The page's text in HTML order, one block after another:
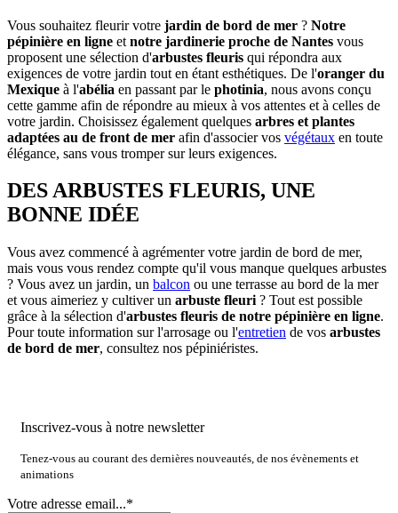
Vous souhaitez fleurir votre jardin de bord de mer ? Notre
pépinière en ligne et notre jardinerie proche de Nantes vous
proposent une sélection d'arbustes fleuris qui répondra aux
exigences de votre jardin tout en étant esthétiques. De l'oranger du
Mexique à l'abélia en passant par le photinia, nous avons conçu
cette gamme afin de répondre au mieux à vos attentes et à celles de
votre jardin. Choisissez également quelques arbres et plantes
adaptées au de front de mer afin d'associer vos végétaux en toute
élégance, sans vous tromper sur leurs exigences.
DES ARBUSTES FLEURIS, UNE
BONNE IDÉE
Vous avez commencé à agrémenter votre jardin de bord de mer,
mais vous vous rendez compte qu'il vous manque quelques arbustes
? Vous avez un jardin, un balcon ou une terrasse au bord de la mer
et vous aimeriez y cultiver un arbuste fleuri ? Tout est possible
grâce à la sélection d'arbustes fleuris de notre pépinière en ligne.
Pour toute information sur l'arrosage ou l'entretien de vos arbustes
de bord de mer, consultez nos pépiniéristes.
Inscrivez-vous à notre newsletter
Tenez-vous au courant des dernières nouveautés, de nos évènements et
animations
Votre adresse email...*